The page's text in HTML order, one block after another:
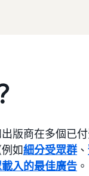
版商在多個已
如細分受眾群 、
入的最佳廣告 。